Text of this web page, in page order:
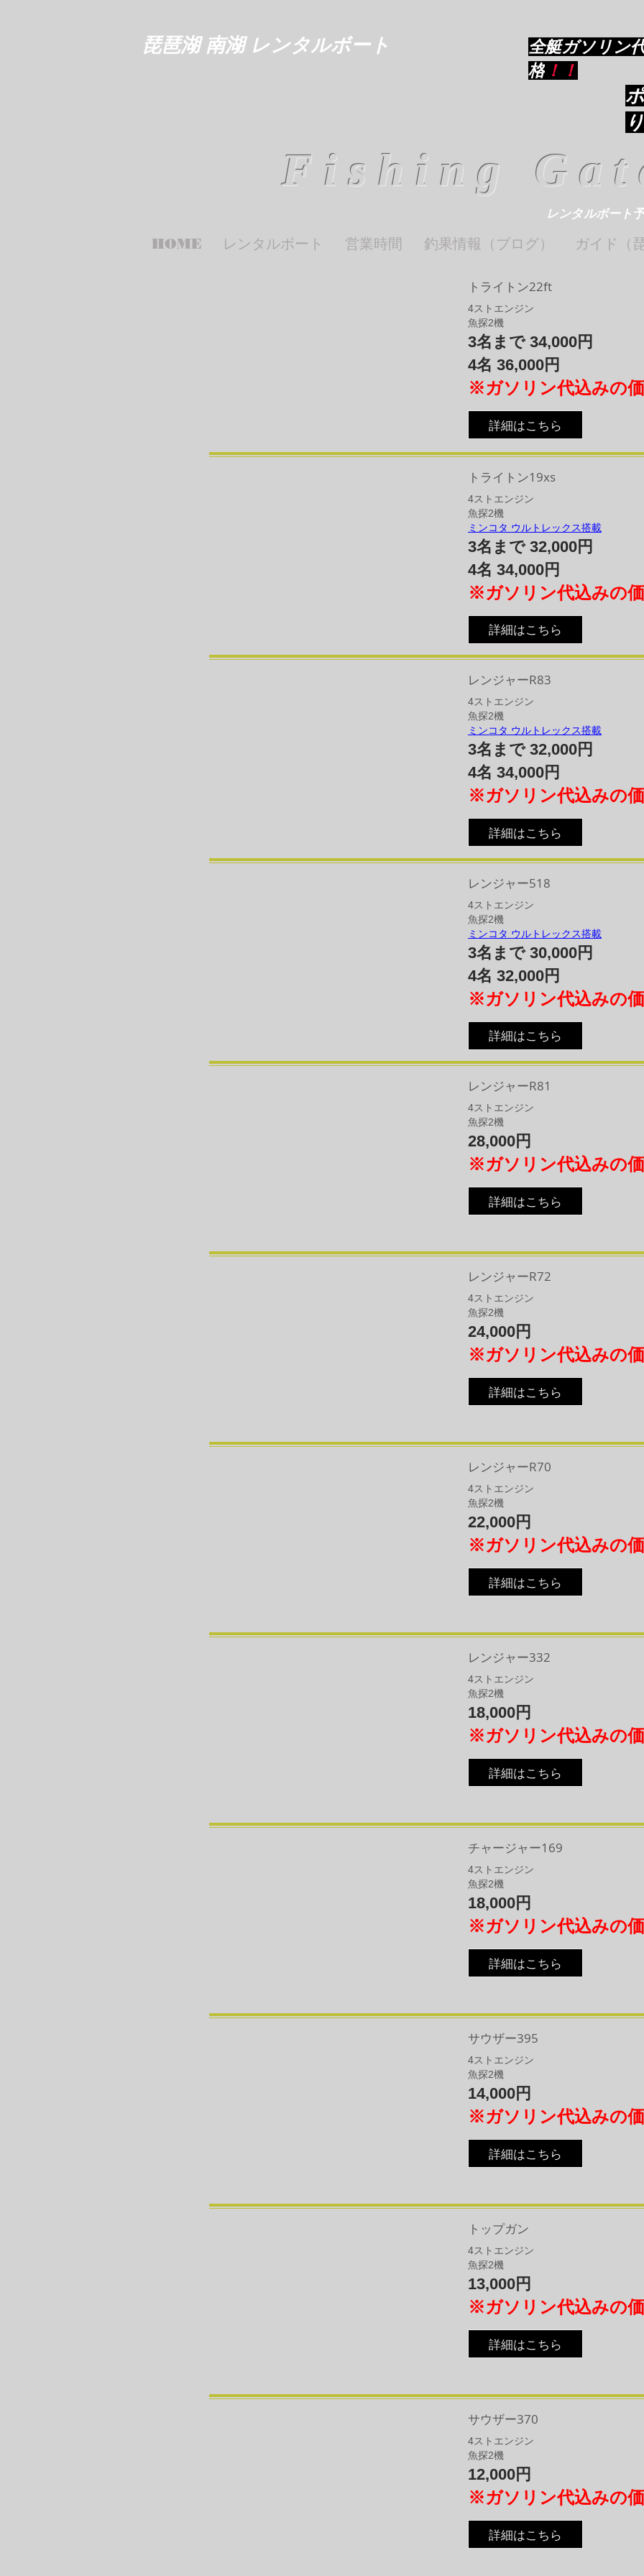
琵琶湖 南湖 レンタルボート
全艇ガソリン
格 ！！
り
Fishing
レンタルボート
HOME レンタルボート 営業時間 釣果情報（ブログ） ガイド（
トライトン22ft
4​ストエンジン​
魚探2機
3名まで 34,000円
4名 36,000円
※ガソリン代込みの
詳細はこちら
トライトン19xs
4​ストエンジン​
魚探2機
ミンコタ ウルトレックス搭載
3名まで 32,000円
4名 34,000円
※ガソリン代込みの
詳細はこちら
レンジャーR83
4​ストエンジン​
魚探2機
ミンコタ ウルトレックス搭載
3名まで 32,000円
4名 34,000円
※ガソリン代込みの
詳細はこちら
レンジャー518
4​ストエンジン
​魚探2機
ミンコタ ウルトレックス搭載
3名まで 30,000円
4名 32,000円
※ガソリン代込みの
詳細はこちら
レンジャーR81
4​ストエンジン
魚探2機
28,000円
※ガソリン代込みの
詳細はこちら
レンジャーR72
4ストエンジン
魚探2機
24,000円
※ガソリン代込みの
詳細はこちら
レンジャーR70
4​ストエンジン
魚探2機
22,000円
※ガソリン代込みの
詳細はこちら
レンジャー332
4​ストエンジン
魚探2機
18,000円
※ガソリン代込みの
詳細はこちら
チャージャー169
4​ストエンジン
魚探2機
18,000円
※ガソリン代込みの
詳細はこちら
サウザー395
4​ストエンジン
​魚探2機
14,000円
※ガソリン代込みの
詳細はこちら
トップガン
4​ストエンジン
​魚探2機
13,000円
※ガソリン代込みの
詳細はこちら
サウザー370
4​ストエンジン
​魚探2機
12,000円
※ガソリン代込みの
詳細はこちら